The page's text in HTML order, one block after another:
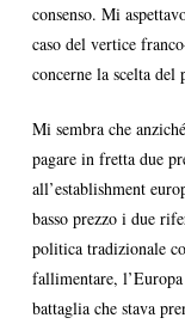
consenso. Mi
caso del vertice
concerne la scelta del
Mi sembra che
pagare in fretta due
all’establishment
basso prezzo i due
politica tradizionale
fallimentare,
battaglia che stava